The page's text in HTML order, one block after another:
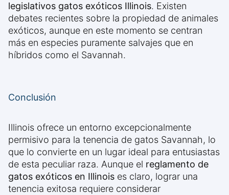
legislativos gatos exóticos Illinois. Existen
debates recientes sobre la propiedad de animales
exóticos, aunque en este momento se centran
más en especies puramente salvajes que en
híbridos como el Savannah.
Conclusión
Illinois ofrece un entorno excepcionalmente
permisivo para la tenencia de gatos Savannah, lo
que lo convierte en un lugar ideal para entusiastas
de esta peculiar raza. Aunque el reglamento de
gatos exóticos en Illinois es claro, lograr una
tenencia exitosa requiere considerar